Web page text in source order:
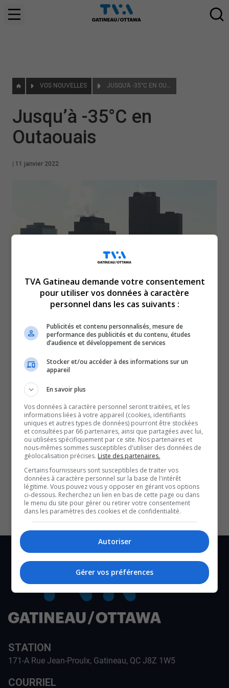
VOS NOUVELLES JUSQU’À -35°C EN OUTAOUAIS
Jusqu’à -35°C en
Outaouais
11 janvier 2022
l’Outaouais.
Le thermomètre a chuté drastiquement au cours de la
nuit et ça se poursuit mardi.
Des températures de -25 à -32 degrés Celsius sont
attendues.
Avec le refroidissement éolien, on pourrait ressentir
jusqu’à -35 dans la région.
« Il s’agit de la masse d’air la plus froide de la saison
jusqu’à présent », selon Environnement Canada.
CULTURE ET NOTRE ÉCONOMIE
STATION
171-A Rue Jean-Proulx, Gatineau, QC J8Z 1W5
COURRIEL
TVA Gatineau demande votre consentement
pour utiliser vos données à caractère
personnel dans les cas suivants :
Publicités et contenu personnalisés, mesure de
performance des publicités et du contenu, études
d’audience et développement de services
Stocker et/ou accéder à des informations sur un
appareil
En savoir plus
Vos données à caractère personnel seront traitées, et les
informations liées à votre appareil (cookies, identifiants
uniques et autres types de données) pourront être stockées
et consultées par 66 partenaires, ainsi que partagées avec lui,
ou utilisées spécifiquement par ce site. Nos partenaires et
nous-mêmes sommes susceptibles d'utiliser des données de
géolocalisation précises. Liste des partenaires.
Certains fournisseurs sont susceptibles de traiter vos
données à caractère personnel sur la base de l'intérêt
légitime. Vous pouvez vous y opposer en gérant vos options
ci-dessous. Recherchez un lien en bas de cette page ou dans
le menu du site pour gérer ou retirer votre consentement
dans les paramètres des cookies et de confidentialité.
Autoriser
Gérer vos préférences